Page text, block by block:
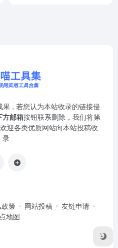
, 若您认为本站收录的链接侵
方邮箱按钮联系删除，我们将第
迎各类优质网站向本站投稿收
录
策 网站投稿
友链申请
地图